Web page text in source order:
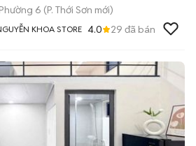
Phường 6 (P. Thới Sơn mới)
KHOA STORE 4.0 29 đã bán